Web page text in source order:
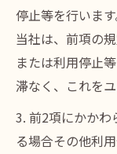
停止等を行います
当社は、前項の
または利用停止
滞なく、これを
3. 前2項にかかわ
る場合その他利